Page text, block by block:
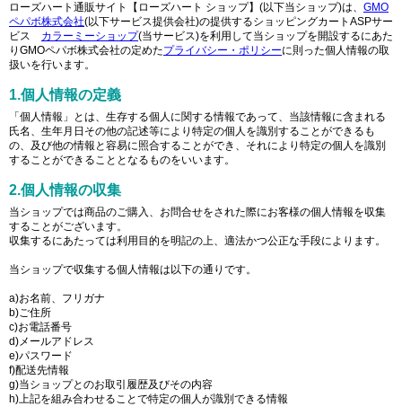
ローズハート通販サイト【ローズハート ショップ】(以下当ショップ)は、 GMO
ペパボ株式会社(以下サービス提供会社)の提供するショッピングカートASPサー
ビス カラーミーショップ(当サービス)を利用して当ショップを開設するにあた
りGMOペパボ株式会社の定めたプライバシー・ポリシーに則った個人情報の取
扱いを行います。
1.個人情報の定義
「個人情報」とは、生存する個人に関する情報であって、当該情報に含まれる
氏名、生年月日その他の記述等により特定の個人を識別することができるも
の、及び他の情報と容易に照合することができ、それにより特定の個人を識別
することができることとなるものをいいます。
2.個人情報の収集
当ショップでは商品のご購入、お問合せをされた際にお客様の個人情報を収集
することがございます。
収集するにあたっては利用目的を明記の上、適法かつ公正な手段によります。
当ショップで収集する個人情報は以下の通りです。
a)お名前、フリガナ
b)ご住所
c)お電話番号
d)メールアドレス
e)パスワード
f)配送先情報
g)当ショップとのお取引履歴及びその内容
h)上記を組み合わせることで特定の個人が識別できる情報